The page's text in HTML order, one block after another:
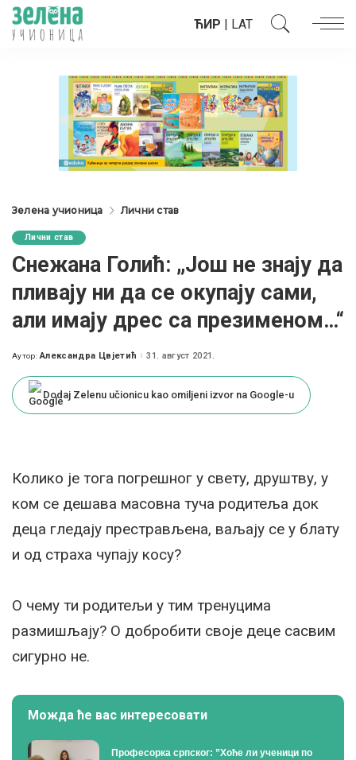
ЋИР | LAT
Зелена учионица Лични став
Лични став
Снежана Голић: „Још не знају да
пливају ни да се окупају сами,
али имају дрес са презименом…“
Posted
Аутор: Александра Цвјетић 31. август 2021.
Dodaj Zelenu učionicu kao omiljeni izvor na Google-u
Колико је тога погрешног у свету, друштву, у
ком се дешава масовна туча родитеља док
деца гледају престрављена, ваљају се у блату
и од страха чупају косу?
О чему ти родитељи у тим тренуцима
размишљају? О добробити своје деце сасвим
сигурно не.
Можда ће вас интересовати
Професорка српског: ”Хоће ли ученици по